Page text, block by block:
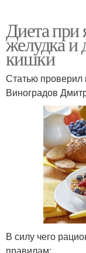
Диета при
желудка и
кишки
Статью проверил
Виноградов
В силу чего